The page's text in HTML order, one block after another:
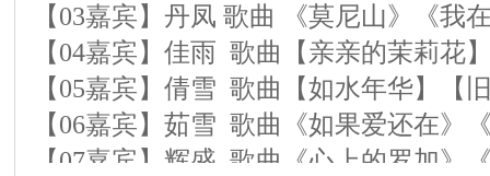
【03嘉宾】丹凤 歌曲 《莫尼山》《我
【04嘉宾】佳雨 歌曲【亲亲的茉莉花
【05嘉宾】倩雪 歌曲【如水年华】【
【06嘉宾】茹雪 歌曲《如果爱还在》
【07嘉宾】辉盛 歌曲《心上的罗加》